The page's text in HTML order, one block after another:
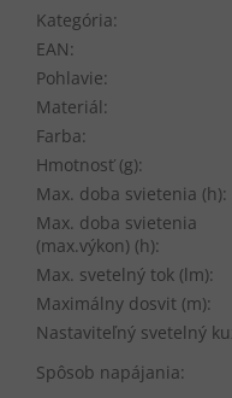
Kategória:
EAN:
Pohlavie:
Materiál:
Farba:
Hmotnosť (g):
Max. doba svietenia (h):
Max. doba svietenia
(max.výkon) (h):
Max. svetelný tok (lm):
Maximálny dosvit (m):
Nastaviteľný svetelný
Spôsob napájania: